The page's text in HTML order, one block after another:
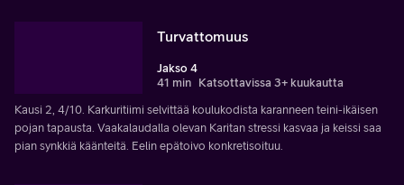
Turvattomuus
Jakso 4
41 min Katsottavissa 3+ kuukautta
Kausi 2, 4/10. Karkuritiimi selvittää koulukodista karanneen teini-ikäisen
pojan tapausta. Vaakalaudalla olevan Karitan stressi kasvaa ja keissi saa
pian synkkiä käänteitä. Eelin epätoivo konkretisoituu.